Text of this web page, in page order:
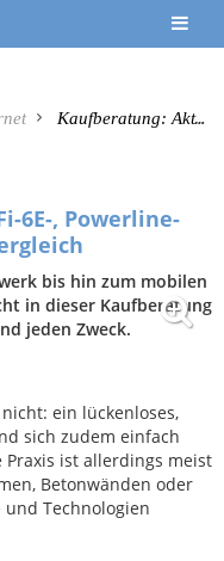
Kaufberatung: Aktuelle Wi-Fi-6E-, Powerline- und 5G-Netzwerk-Sets im Vergleich
6E-, Powerline-
bis hin zum mobilen
in dieser Kaufberatung
jeden Zweck.
ein lückenloses,
sich zudem einfach
ist allerdings meist
Betonwänden oder
Technologien